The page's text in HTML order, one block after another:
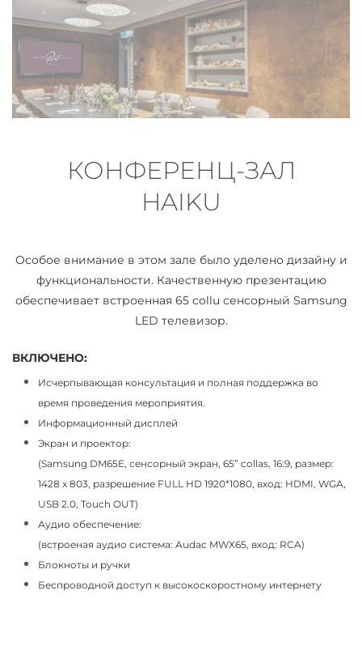
КОНФЕРЕНЦ-ЗАЛ
HAIKU
Особое внимание в этом зале было уделено дизайну и
функциональности. Качественную презентацию
обеспечивает встроенная 65 collu сенсорный Samsung
LED телевизор.
ВКЛЮЧЕНО:
Исчерпывающая консультация и полная поддержка во
время проведения мероприятия.
Информационный дисплей
Экран и проектор:
(Samsung DM65E, сенсорный экран, 65” collas, 16:9, размер:
1428 x 803, разрешение FULL HD 1920*1080, вход: HDMI, WGA,
USB 2.0, Touch OUT)
Аудио обеспечение:
(встроеная аудио система: Audac MWX65, вход: RCA)
Блокноты и ручки
Беспроводной доступ к высокоскоростному интернету